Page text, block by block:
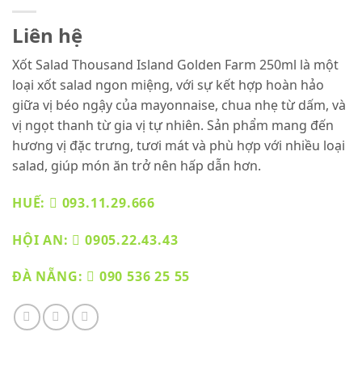
Liên hệ
Xốt Salad Thousand Island Golden Farm 250ml là một
loại xốt salad ngon miệng, với sự kết hợp hoàn hảo
giữa vị béo ngậy của mayonnaise, chua nhẹ từ dấm, và
vị ngọt thanh từ gia vị tự nhiên. Sản phẩm mang đến
hương vị đặc trưng, tươi mát và phù hợp với nhiều loại
salad, giúp món ăn trở nên hấp dẫn hơn.
HUẾ: 093.11.29.666
HỘI AN: 0905.22.43.43
ĐÀ NẴNG: 090 536 25 55